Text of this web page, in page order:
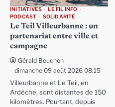
INITIATIVES
LE FIL INFO
PODCAST
SOLIDARITÉ
Le Teil Villeurbanne : un
partenariat entre ville et
campagne
Gérald Bouchon
dimanche 09 août 2026 08:15
Villeurbanne et Le Teil, en
Ardèche, sont distantes de 150
kilomètres. Pourtant, depuis